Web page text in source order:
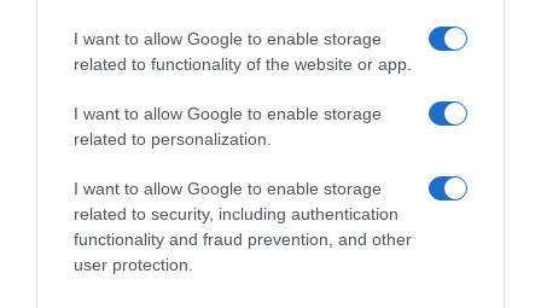
I want to allow Google to enable storage
related to functionality of the website or app.
I want to allow Google to enable storage
related to personalization.
I want to allow Google to enable storage
related to security, including authentication
functionality and fraud prevention, and other
user protection.